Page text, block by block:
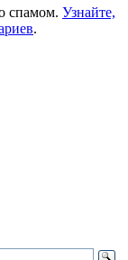
спамом. Узнайте,
.